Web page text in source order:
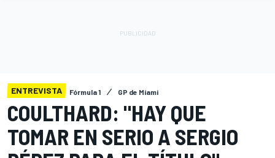
ENTREVISTA Fórmula 1 GP de Miami
COULTHARD: "HAY QUE
TOMAR EN SERIO A SERGIO